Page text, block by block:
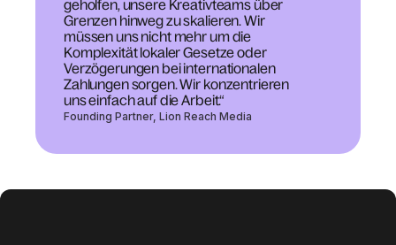
geholfen, unsere Kreativteams über
Grenzen hinweg zu skalieren. Wir
müssen uns nicht mehr um die
Komplexität lokaler Gesetze oder
Verzögerungen bei internationalen
Zahlungen sorgen. Wir konzentrieren
uns einfach auf die Arbeit.“
Founding Partner, Lion Reach Media